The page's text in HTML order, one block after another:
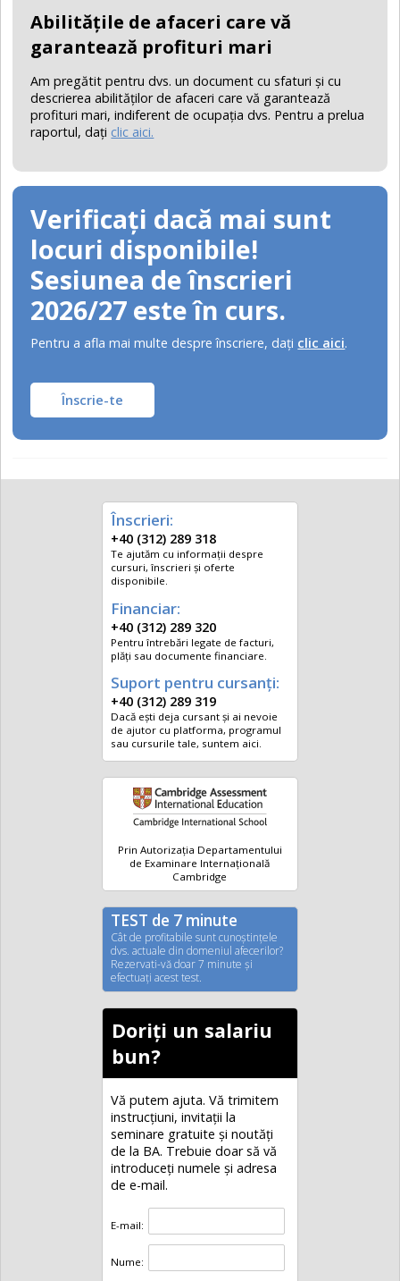
Abilităţile de afaceri care vă
garantează profituri mari
Am pregătit pentru dvs. un document cu sfaturi şi cu
descrierea abilităţilor de afaceri care vă garantează
profituri mari, indiferent de ocupaţia dvs. Pentru a prelua
raportul, daţi clic aici.
Verificați dacă mai sunt
locuri disponibile!
Sesiunea de înscrieri
2026/27 este în curs.
Pentru a afla mai multe despre înscriere, daţi clic aici.
Înscrie-te
Înscrieri:
+40 (312) 289 318
Te ajutăm cu informații despre
cursuri, înscrieri și oferte
disponibile.
Financiar:
+40 (312) 289 320
Pentru întrebări legate de facturi,
plăți sau documente financiare.
Suport pentru cursanți:
+40 (312) 289 319
Dacă ești deja cursant și ai nevoie
de ajutor cu platforma, programul
sau cursurile tale, suntem aici.
Prin Autorizația Departamentului
de Examinare Internațională
Cambridge
TEST de 7 minute
Cât de profitabile sunt cunoştinţele
dvs. actuale din domeniul afecerilor?
Rezervati-vă doar 7 minute şi
efectuaţi acest test.
Doriți un salariu
bun?
Vă putem ajuta. Vă trimitem
instrucțiuni, invitaţii la
seminare gratuite şi noutăţi
de la BA. Trebuie doar să vă
introduceţi numele și adresa
de e-mail.
E-mail:
Nume: